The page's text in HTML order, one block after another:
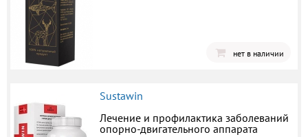
нет в наличии
Sustawin
Лечение и профилактика заболеваний
опорно-двигательного аппарата